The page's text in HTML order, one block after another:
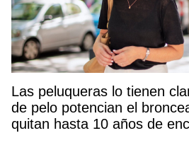
Las peluqueras lo tienen
de pelo potencian el
quitan hasta 10 años de